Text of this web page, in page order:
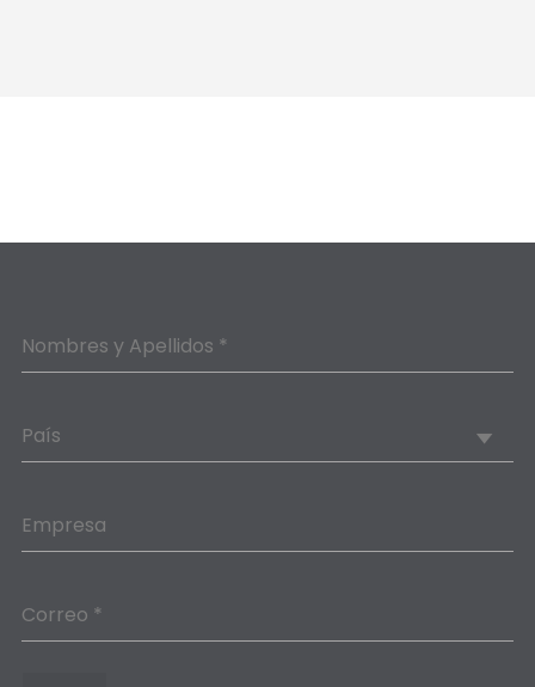
Nombres y Apellidos *
País
Empresa
Correo *